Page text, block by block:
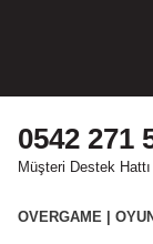
0542 271
Müşteri Destek Hattı
OVERGAME |